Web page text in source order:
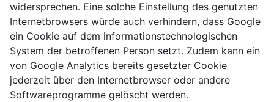
widersprechen. Eine solche Einstellung des genutzten
Internetbrowsers würde auch verhindern, dass Google
ein Cookie auf dem informationstechnologischen
System der betroffenen Person setzt. Zudem kann ein
von Google Analytics bereits gesetzter Cookie
jederzeit über den Internetbrowser oder andere
Softwareprogramme gelöscht werden.